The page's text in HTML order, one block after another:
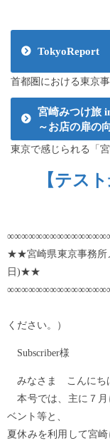
TokyoReport
首都圏における東京
宮崎みつけ旅
～お店の扉の
東京で感じられる「
【テス
★★宮崎県東京事務所
日)★★
（このメール
ください。）
Subscriber様
みなさま こんにち
本号では、主に７月
ベント等と、
夏休みを利用して宮